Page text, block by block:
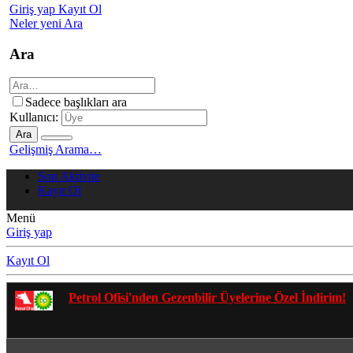
Giriş yap Kayıt Ol
Neler yeni Ara
Ara
Sadece başlıkları ara
Kullanıcı:
Ara
Gelişmiş Arama…
Son Aktivite
Kayıt Ol
Menü
Giriş yap
Kayıt Ol
Gezenbilir Whatsapp Grupları'na Katılmak İçin